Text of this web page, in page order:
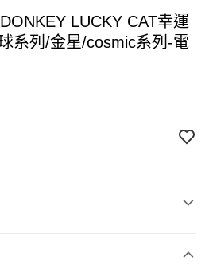
LUCKY CAT幸運
系列/金星/cosmic系列-電